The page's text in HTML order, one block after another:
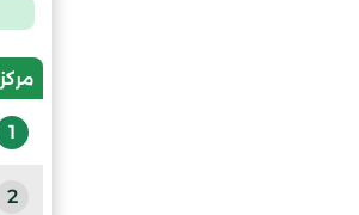
مركز
1
2